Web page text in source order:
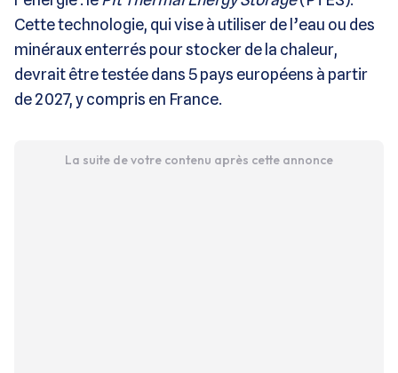
Cette technologie, qui vise à utiliser de l’eau ou des
minéraux enterrés pour stocker de la chaleur,
devrait être testée dans 5 pays européens à partir
de 2027, y compris en France.
La suite de votre contenu après cette annonce